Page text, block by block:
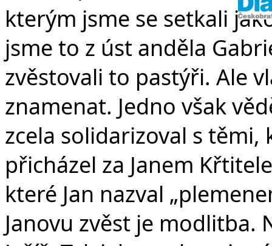
kterým jsme se setkali
jsme to z úst anděla
zvěstovali to pastýři. Ale
znamenat. Jedno však
zcela solidarizoval s
přicházel za Janem
které Jan nazval
Janovu zvěst je modlitba.